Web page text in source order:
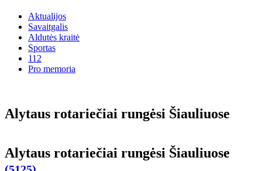
Aktualijos
Savaitgalis
Aldutės kraitė
Sportas
112
Pro memoria
Aly­taus ro­ta­rie­čiai run­gė­si Šiau­liuo­se
Aly­taus ro­ta­rie­čiai run­gė­si Šiau­liuo­se